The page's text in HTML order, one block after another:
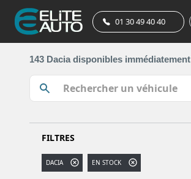
01 30 49 40 40
143 Dacia disponibles immédiatement
FILTRES
DACIA EN STOCK